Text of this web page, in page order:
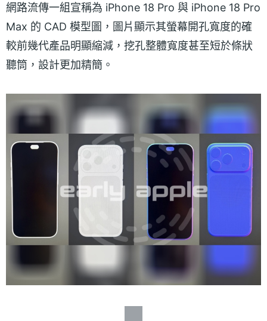
網路流傳一組宣稱為 iPhone 18 Pro 與 iPhone 18 Pro
Max 的 CAD 模型圖，圖片顯示其螢幕開孔寬度的確
較前幾代產品明顯縮減，挖孔整體寬度甚至短於條狀
聽筒，設計更加精簡。